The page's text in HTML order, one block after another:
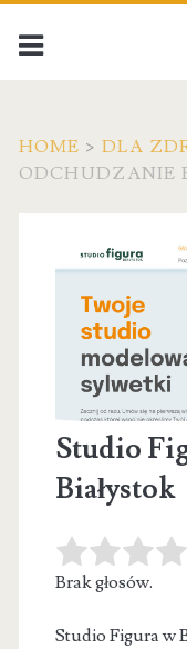
HOME > DLA
ODCHUDZANIE
Studio
Białystok
Brak głosów.
Studio Figura w